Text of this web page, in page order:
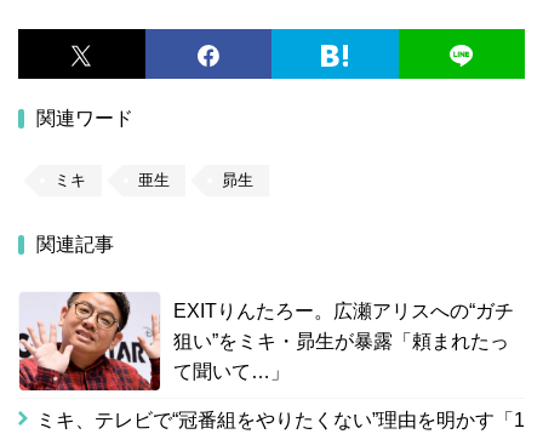
関連ワード
ミキ 亜生 昴生
関連記事
EXITりんたろー。広瀬アリスへの“ガチ
狙い”をミキ・昴生が暴露「頼まれたっ
て聞いて…」
ミキ、テレビで“冠番組をやりたくない”理由を明かす「1